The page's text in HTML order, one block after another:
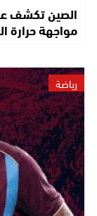
الصين تكشف
مواجهة حرارة
رياضة